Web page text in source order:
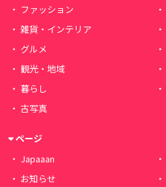
ファッション
雑貨・インテリア
グルメ
観光・地域
暮らし
古写真
ページ
Japaaan
お知らせ